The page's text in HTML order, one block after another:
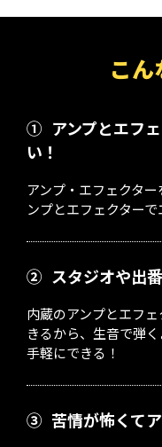
こん
① アンプとエフ
い！
アンプ・エフェクタ
ンプとエフェクター
② スタジオや出
内蔵のアンプとエフ
きるから、生音で弾
手軽にできる！
③ 苦情が怖くて